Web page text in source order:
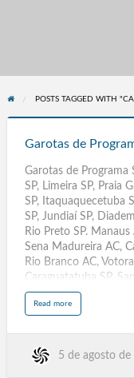
POSTS TAGGED WITH
Sumaré
Garotas de
Garotas de Programa
SP, Limeira SP, Praia
SP, Itaquaquecetuba
SP, Jundiaí SP,
Rio Preto SP.
Sena Madureira AC,
Rio Branco AC,
Caraguatatuba SP,
SP, Rio Grande RS,
Rio de Janeiro RJ,
Travestis, Transex,
Read morea
t
a
r
5 de agosto de